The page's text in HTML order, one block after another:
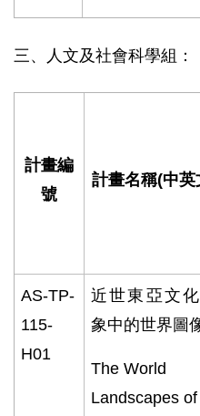
三、人文及社會科學組：
計畫編
號
計畫名稱(中英
AS-TP-
115-
H01
近世東亞文
象中的世界圖
The World
Landscapes of